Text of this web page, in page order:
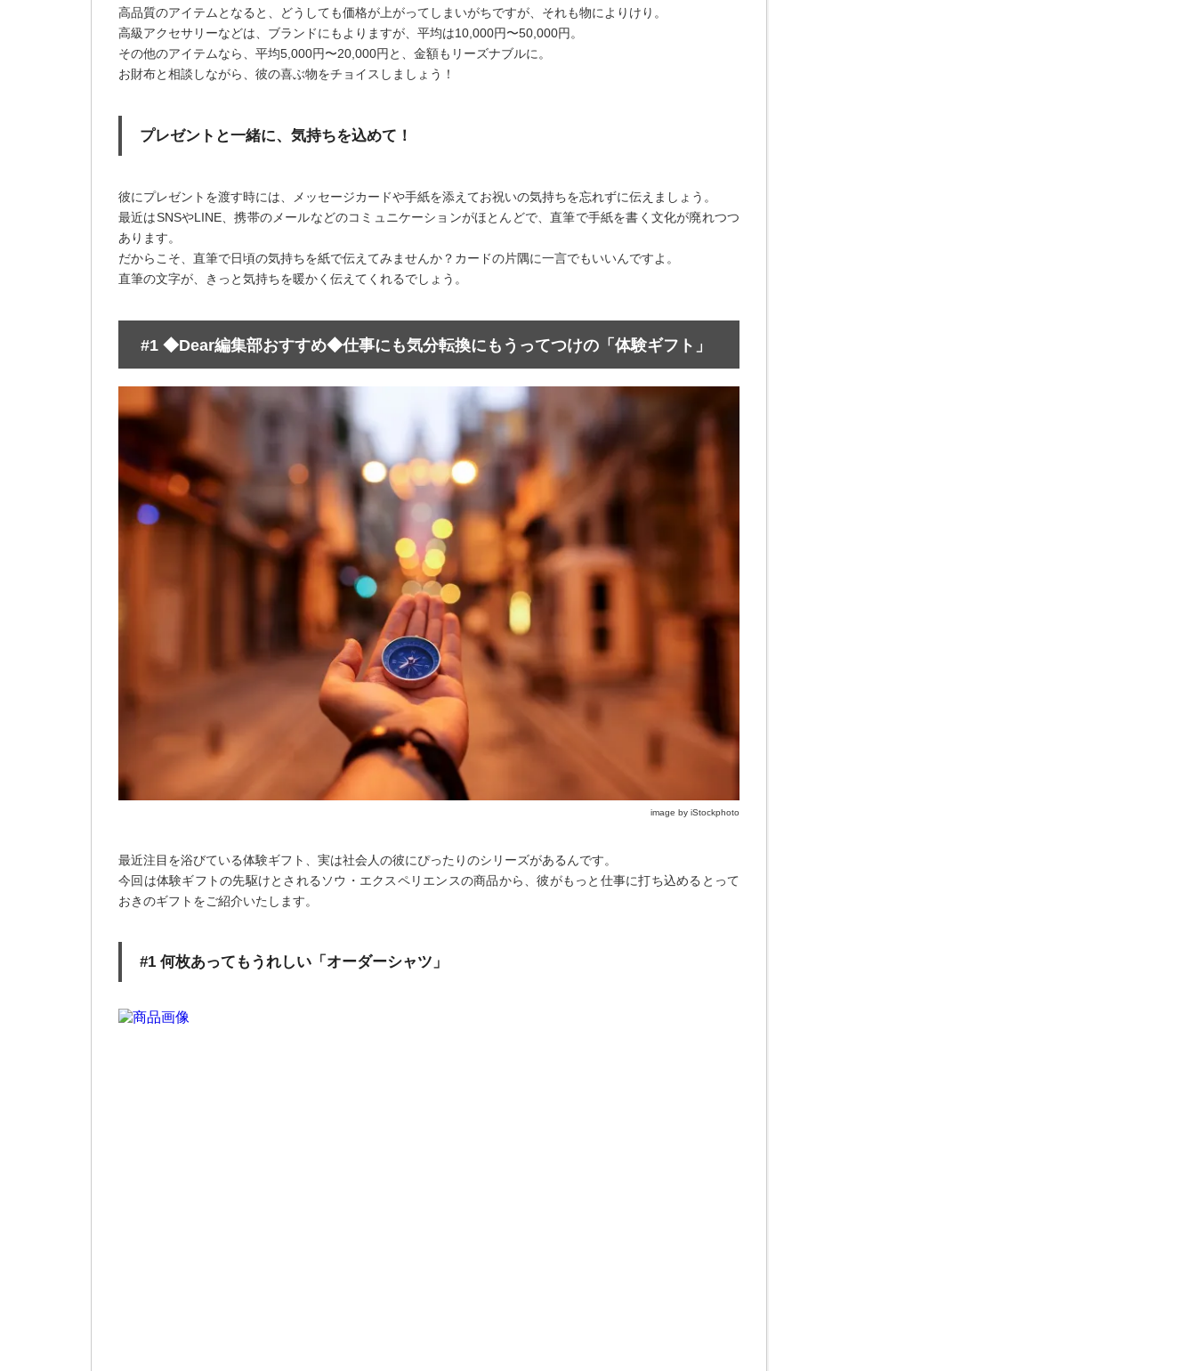
高品質のアイテムとなると、どうしても価格が上がってしまいがちですが、それも物によりけり。
高級アクセサリーなどは、ブランドにもよりますが、平均は10,000円〜50,000円。
その他のアイテムなら、平均5,000円〜20,000円と、金額もリーズナブルに。
お財布と相談しながら、彼の喜ぶ物をチョイスしましょう！
プレゼントと一緒に、気持ちを込めて！
彼にプレゼントを渡す時には、メッセージカードや手紙を添えてお祝いの気持ちを忘れずに伝えましょう。
最近はSNSやLINE、携帯のメールなどのコミュニケーションがほとんどで、直筆で手紙を書く文化が廃れつつ
あります。
だからこそ、直筆で日頃の気持ちを紙で伝えてみませんか？カードの片隅に一言でもいいんですよ。
直筆の文字が、きっと気持ちを暖かく伝えてくれるでしょう。
#1 ◆Dear編集部おすすめ◆仕事にも気分転換にもうってつけの「体験ギフト」
image by iStockphoto
最近注目を浴びている体験ギフト、実は社会人の彼にぴったりのシリーズがあるんです。
今回は体験ギフトの先駆けとされるソウ・エクスペリエンスの商品から、彼がもっと仕事に打ち込めるとって
おきのギフトをご紹介いたします。
#1 何枚あってもうれしい「オーダーシャツ」